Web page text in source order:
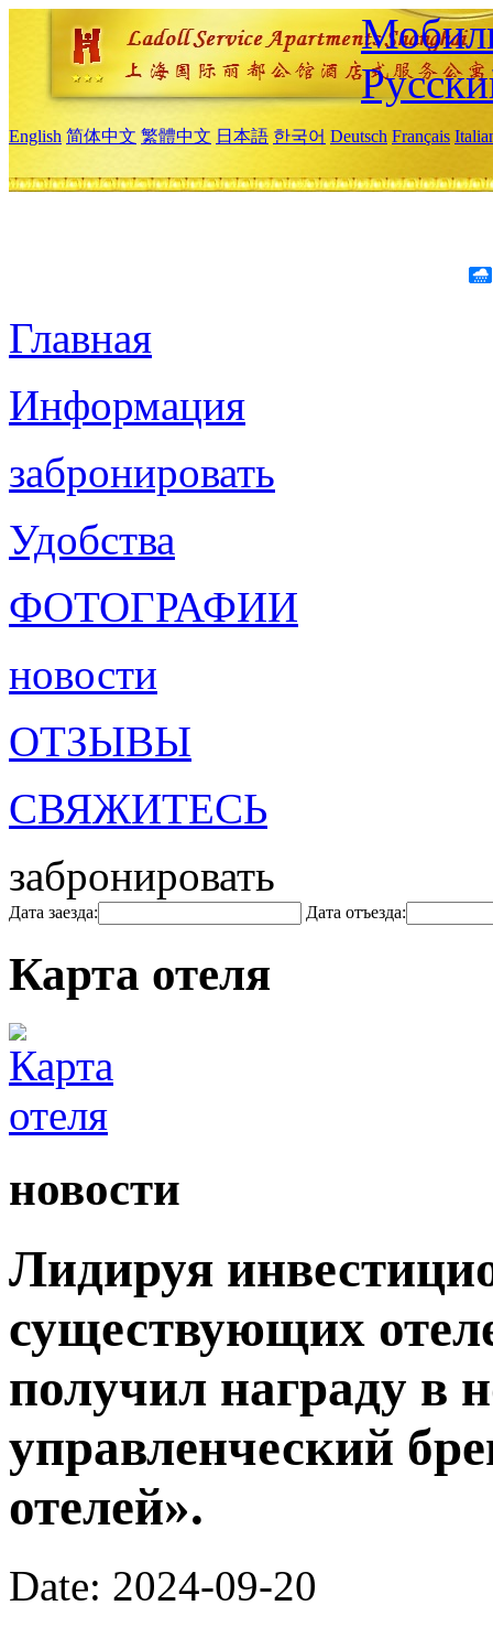
English 简体中文 繁體中文 日本語 한국어 Deutsch Français
Главная
Информация
забронировать
Удобства
ФОТОГРАФИИ
новости
ОТЗЫВЫ
СВЯЖИТЕСЬ
забронировать
Дата заезда: Дата отъезда:
Карта отеля
новости
Лидируя
существующих
получил награду
управленческий
отелей».
Date: 2024-09-20